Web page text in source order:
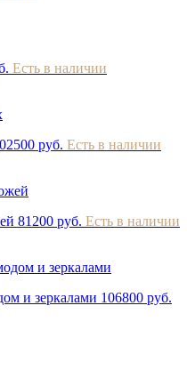
Есть в наличии
руб. Есть в наличии
81200 руб. Есть в наличии
и зеркалами 106800 руб.